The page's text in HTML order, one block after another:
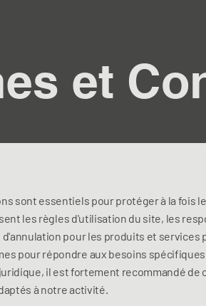
et
sont essentiels pour protéger à la fois
les règles d'utilisation du site, les
pour les produits et services
pour répondre aux besoins
il est fortement recommandé
à notre activité.